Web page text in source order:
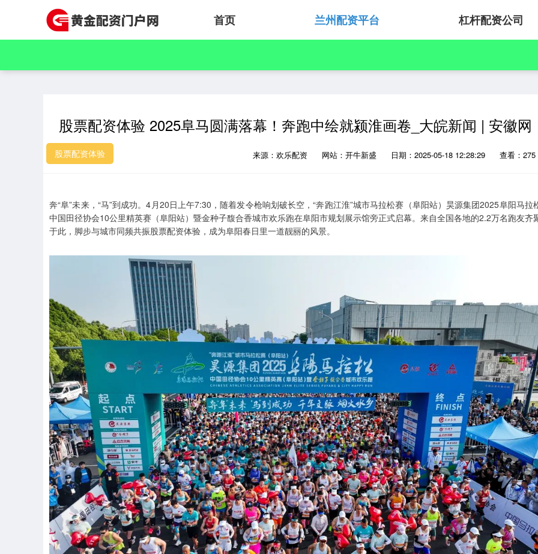
首页 兰州配资平台 杠杆配资公司
股票配资体验 2025阜马圆满落幕！奔跑中绘就颍淮画卷_大皖新闻 | 安徽网
股票配资体验 来源：欢乐配资 网站：开牛新盛 日期：2025-05-18 12:28:29 查看：275
奔“阜”未来，“马”到成功。4月20日上午7:30，随着发令枪响划破长空，“奔跑江淮”城市马拉松赛（阜阳站）昊源集团2025阜阳马拉
中国田径协会10公里精英赛（阜阳站）暨金种子馥合香城市欢乐跑在阜阳市规划展示馆旁正式启幕。来自全国各地的2.2万名跑友齐
于此，脚步与城市同频共振股票配资体验，成为阜阳春日里一道靓丽的风景。